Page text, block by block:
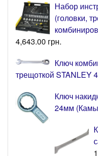
Набор
(головки,
4,643.00 грн.
Ключ
трещоткой STANLEY
Ключ
24мм